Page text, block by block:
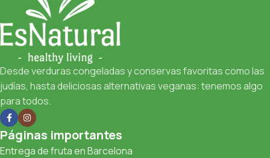
Desde verduras congeladas y conservas favoritas como las
judías, hasta deliciosas alternativas veganas: tenemos algo
para todos.
Páginas importantes
Entrega de fruta en Barcelona